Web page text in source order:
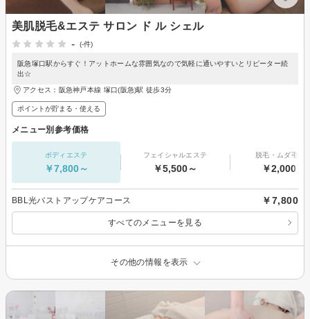
美肌脱毛&エステ サロン ド ル シェル
-
(-件)
阪急塚口駅からすぐ！アットホームな雰囲気なので気軽に通いやすいとリピーター続
出☆
アクセス：阪急神戸本線 塚口(阪急)駅 徒歩3分
ポイントが貯まる・使える
メニュー別参考価格
ボディエステ
￥7,800～
フェイシャルエステ
￥5,500～
脱毛・ムダ毛処
￥2,000～
BBL光バストアップケアコース ￥7,800
すべてのメニューを見る
その他の情報を表示